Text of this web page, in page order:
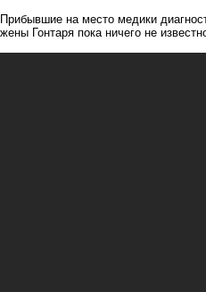
Прибывшие на место медики
жены Гонтаря пока ничего не